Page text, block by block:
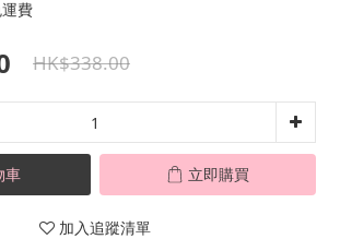
費
HK$338.00
車 立即購買
加入追蹤清單